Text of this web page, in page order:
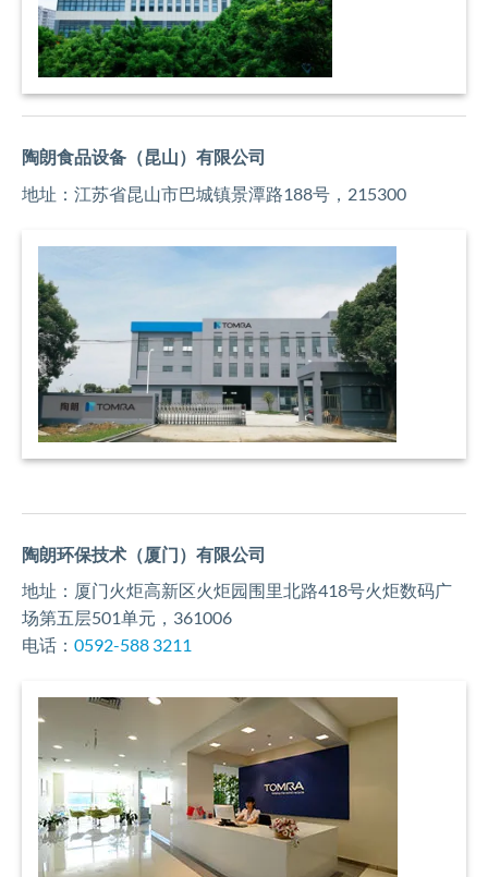
陶朗食品设备（昆山）有限公司
地址：江苏省昆山市巴城镇景潭路188号，215300
陶朗环保技术（厦门）有限公司
地址：厦门火炬高新区火炬园围里北路418号火炬数码广
场第五层501单元，361006
电话： 0592-588 3211